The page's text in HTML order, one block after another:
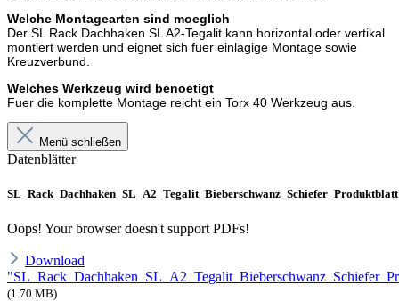
Welche Montagearten sind moeglich
Der SL Rack Dachhaken SL A2-Tegalit kann horizontal oder vertikal
montiert werden und eignet sich fuer einlagige Montage sowie
Kreuzverbund.
Welches Werkzeug wird benoetigt
Fuer die komplette Montage reicht ein Torx 40 Werkzeug aus.
Menü schließen
Datenblätter
Oops! Your browser doesn't support PDFs!
Download
(1.70 MB)